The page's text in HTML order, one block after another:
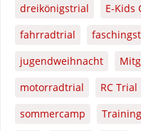
dreikönigstrial
E-Kids
fahrradtrial
jugendweihnacht
motorradtrial
RC Trial
sommercamp